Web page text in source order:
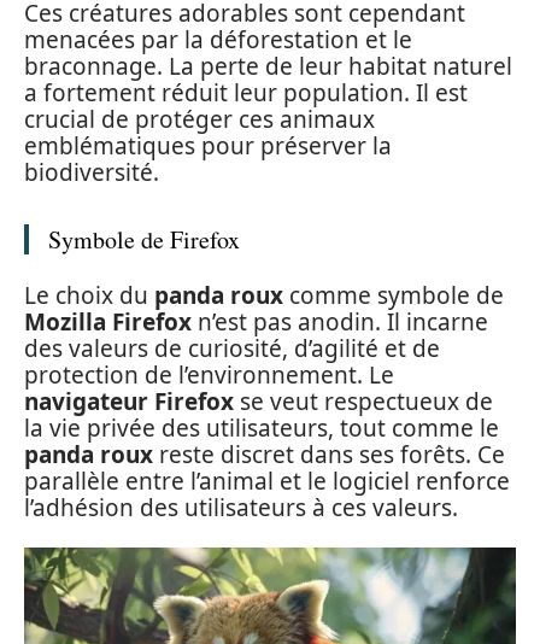
Ces créatures adorables sont cependant
menacées par la déforestation et le
braconnage. La perte de leur habitat naturel
a fortement réduit leur population. Il est
crucial de protéger ces animaux
emblématiques pour préserver la
biodiversité.
Symbole de Firefox
Le choix du panda roux comme symbole de
Mozilla Firefox n’est pas anodin. Il incarne
des valeurs de curiosité, d’agilité et de
protection de l’environnement. Le
navigateur Firefox se veut respectueux de
la vie privée des utilisateurs, tout comme le
panda roux reste discret dans ses forêts. Ce
parallèle entre l’animal et le logiciel renforce
l’adhésion des utilisateurs à ces valeurs.